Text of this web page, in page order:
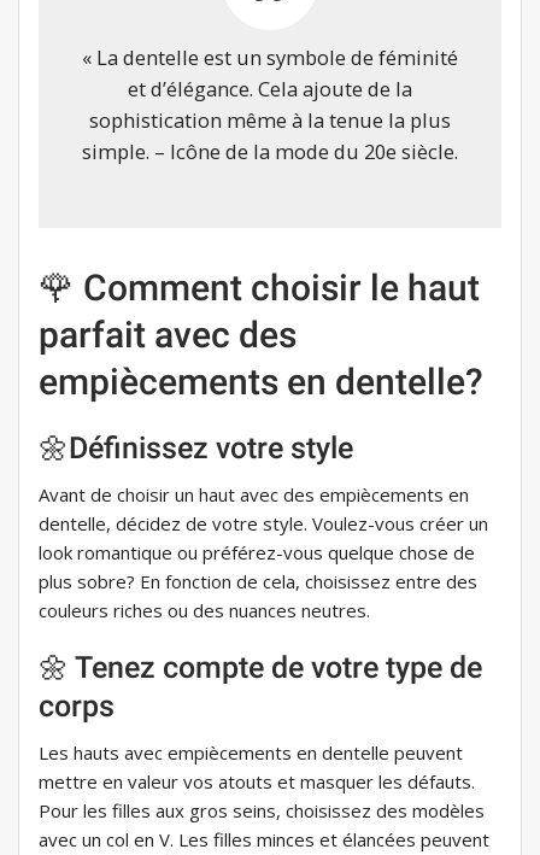
« La dentelle est un symbole de féminité
et d’élégance. Cela ajoute de la
sophistication même à la tenue la plus
simple. – Icône de la mode du 20e siècle.
🌹 Comment choisir le haut
parfait avec des
empiècements en dentelle?
🌼Définissez votre style
Avant de choisir un haut avec des empiècements en
dentelle, décidez de votre style. Voulez-vous créer un
look romantique ou préférez-vous quelque chose de
plus sobre? En fonction de cela, choisissez entre des
couleurs riches ou des nuances neutres.
🌼 Tenez compte de votre type de
corps
Les hauts avec empiècements en dentelle peuvent
mettre en valeur vos atouts et masquer les défauts.
Pour les filles aux gros seins, choisissez des modèles
avec un col en V. Les filles minces et élancées peuvent